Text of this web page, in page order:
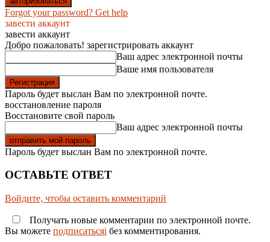
Forgot your password? Get help
завести аккаунт
завести аккаунт
Добро пожаловать! зарегистрировать аккаунт
Ваш адрес электронной почты
Ваше имя пользователя
Пароль будет выслан Вам по электронной почте.
восстановление пароля
Восстановите свой пароль
Ваш адрес электронной почты
Пароль будет выслан Вам по электронной почте.
ОСТАВЬТЕ ОТВЕТ
Войдите, чтобы оставить комментарий
Получать новые комментарии по электронной почте.
Вы можете подписатьсяi без комментирования.